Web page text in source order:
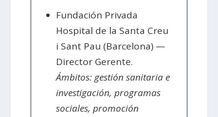
Fundación Privada
Hospital de la Santa Creu
i Sant Pau (Barcelona) —
Director Gerente.
Ámbitos: gestión sanitaria e
investigación, programas
sociales, promoción